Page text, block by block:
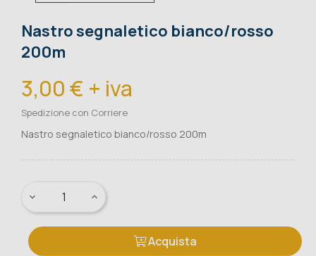
Nastro segnaletico bianco/rosso
200m
3,00 € + iva
Spedizione con Corriere
Nastro segnaletico bianco/rosso 200m
Acquista